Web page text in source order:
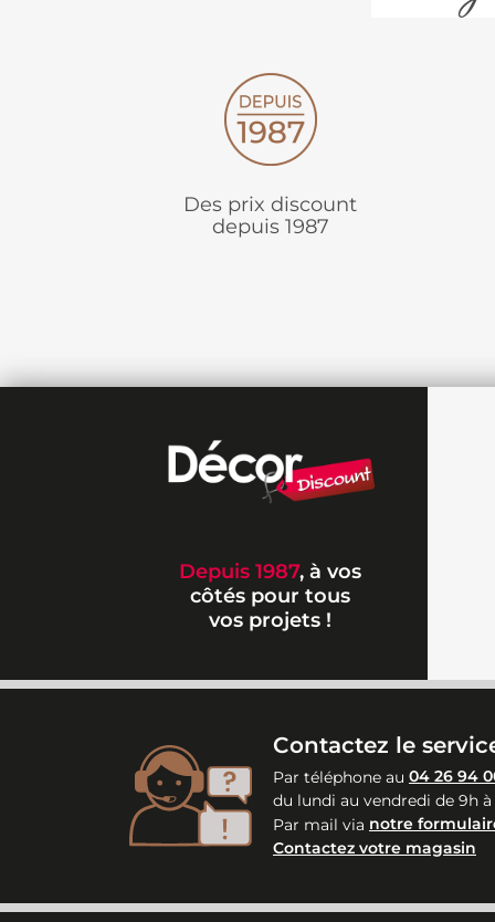
Des prix discount
depuis 1987
Depuis 1987, à vos
côtés pour tous
vos projets !
Contactez le
Par téléphone au 04 26 94
du lundi au vendredi de 9h à
Par mail via notre
Contactez votre magasin